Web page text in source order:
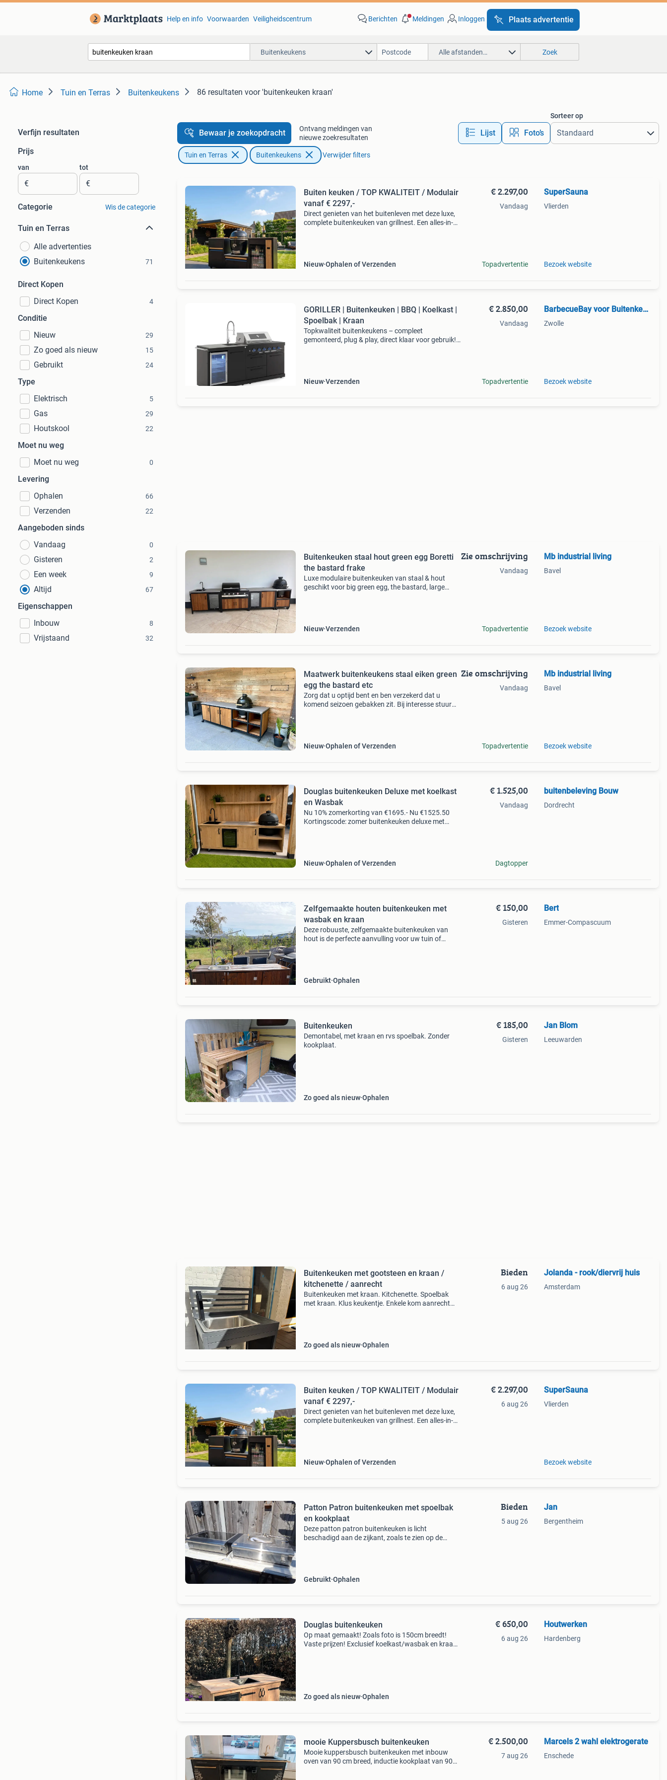
Help en info Voorwaarden Veiligheidscentrum Berichten Meldingen Inloggen Plaats advertentie
Buitenkeukens Alle afstanden… Zoek
Home Tuin en Terras Buitenkeukens 86 resultaten voor 'buitenkeuken kraan'
Verfijn resultaten
Prijs
van
€
tot
€
Categorie Wis de categorie
Tuin en Terras
Alle advertenties
Buitenkeukens
71
Direct Kopen
Direct Kopen
4
Conditie
Nieuw
29
Zo goed als nieuw 15
Gebruikt 24
Type
Elektrisch
5
Gas 29
Houtskool 22
Moet nu weg
Moet nu weg
0
Levering
Ophalen
66
Verzenden 22
Aangeboden sinds
Vandaag
0
Gisteren 2
Een week 9
Altijd 67
Eigenschappen
Inbouw
8
Vrijstaand 32
Bewaar je zoekopdracht
Ontvang meldingen van
nieuwe zoekresultaten
Lijst Foto’s
Sorteer op
Tuin en Terras Buitenkeukens Verwijder filters
Buiten keuken / TOP KWALITEIT / Modulair
vanaf € 2297,-
Direct genieten van het buitenleven met deze luxe,
complete buitenkeuken van grillnest. Een alles-in-
Nieuw Ophalen of Verzenden
€ 2.297,00
Vandaag
Topadvertentie
SuperSauna
Vlierden
Bezoek website
GORILLER | Buitenkeuken | BBQ | Koelkast |
Spoelbak | Kraan
Topkwaliteit buitenkeukens – compleet
gemonteerd, plug & play, direct klaar voor gebruik!
Nieuw Verzenden
€ 2.850,00
Vandaag
Topadvertentie
BarbecueBay voor Buitenkeukens | Planchas | Barbecues
Zwolle
Bezoek website
Buitenkeuken staal hout green egg Boretti
the bastard frake
Luxe modulaire buitenkeuken van staal & hout
geschikt voor big green egg, the bastard, large
Nieuw Verzenden
Zie omschrijving
Vandaag
Topadvertentie
Mb industrial living
Bavel
Bezoek website
Maatwerk buitenkeukens staal eiken green
egg the bastard etc
Zorg dat u optijd bent en ben verzekerd dat u
komend seizoen gebakken zit. Bij interesse stuur
Nieuw Ophalen of Verzenden
Zie omschrijving
Vandaag
Topadvertentie
Mb industrial living
Bavel
Bezoek website
Douglas buitenkeuken Deluxe met koelkast
en Wasbak
Nu 10% zomerkorting van €1695.- Nu €1525.50
Kortingscode: zomer buitenkeuken deluxe met
Nieuw Ophalen of Verzenden
€ 1.525,00
Vandaag
Dagtopper
buitenbeleving Bouw
Dordrecht
Zelfgemaakte houten buitenkeuken met
wasbak en kraan
Deze robuuste, zelfgemaakte buitenkeuken van
hout is de perfecte aanvulling voor uw tuin of
Gebruikt Ophalen
€ 150,00
Gisteren
Bert
Emmer-Compascuum
Buitenkeuken
Demontabel, met kraan en rvs spoelbak. Zonder
kookplaat.
Zo goed als nieuw Ophalen
€ 185,00
Gisteren
Jan Blom
Leeuwarden
Buitenkeuken met gootsteen en kraan /
kitchenette / aanrecht
Buitenkeuken met kraan. Kitchenette. Spoelbak
met kraan. Klus keukentje. Enkele kom aanrecht
Zo goed als nieuw Ophalen
Bieden
6 aug 26
Jolanda - rook/diervrij huis
Amsterdam
Buiten keuken / TOP KWALITEIT / Modulair
vanaf € 2297,-
Direct genieten van het buitenleven met deze luxe,
complete buitenkeuken van grillnest. Een alles-in-
Nieuw Ophalen of Verzenden
€ 2.297,00
6 aug 26
SuperSauna
Vlierden
Bezoek website
Patton Patron buitenkeuken met spoelbak
en kookplaat
Deze patton patron buitenkeuken is licht
beschadigd aan de zijkant, zoals te zien op de
Gebruikt Ophalen
Bieden
5 aug 26
Jan
Bergentheim
Douglas buitenkeuken
Op maat gemaakt! Zoals foto is 150cm breedt!
Vaste prijzen! Exclusief koelkast/wasbak en kraan!
Zo goed als nieuw Ophalen
€ 650,00
6 aug 26
Houtwerken
Hardenberg
mooie Kuppersbusch buitenkeuken
Mooie kuppersbusch buitenkeuken met inbouw
oven van 90 cm breed, inductie kookplaat van 90
€ 2.500,00
7 aug 26
Marcels 2 wahl elektrogerate
Enschede